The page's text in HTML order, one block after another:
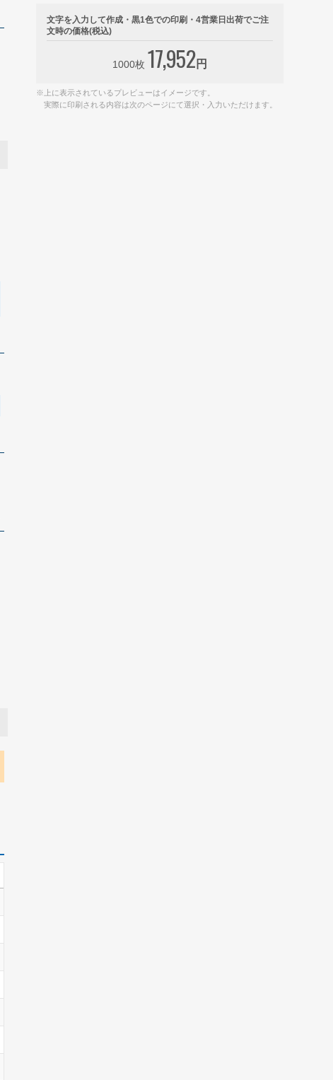
文字を入力して作成・黒1色での印刷・4営業日出荷でご注
文時の価格(税込)
1000枚 17,952 円
※上に表示されているプレビューはイメージです。
実際に印刷される内容は次のページにて選択・入力いただけます。